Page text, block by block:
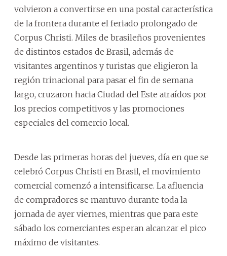
volvieron a convertirse en una postal característica
de la frontera durante el feriado prolongado de
Corpus Christi. Miles de brasileños provenientes
de distintos estados de Brasil, además de
visitantes argentinos y turistas que eligieron la
región trinacional para pasar el fin de semana
largo, cruzaron hacia Ciudad del Este atraídos por
los precios competitivos y las promociones
especiales del comercio local.
Desde las primeras horas del jueves, día en que se
celebró Corpus Christi en Brasil, el movimiento
comercial comenzó a intensificarse. La afluencia
de compradores se mantuvo durante toda la
jornada de ayer viernes, mientras que para este
sábado los comerciantes esperan alcanzar el pico
máximo de visitantes.